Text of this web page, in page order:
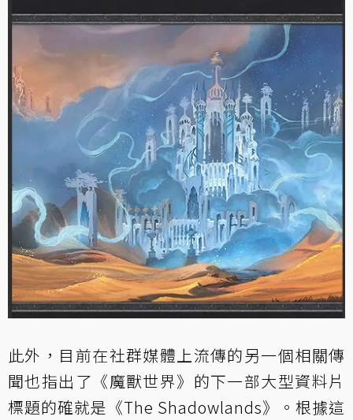
此外，目前在社群媒體上流傳的另一個相關傳
聞也指出了《魔獸世界》的下一部大型資料片
標題的確就是《The Shadowlands》。根據這